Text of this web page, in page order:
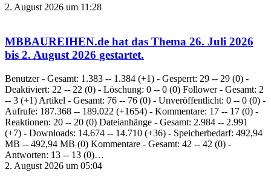
2. August 2026 um 11:28
MBBAUREIHEN.de hat das Thema 26. Juli 2026
bis 2. August 2026 gestartet.
Benutzer - Gesamt: 1.383 -- 1.384 (+1) - Gesperrt: 29 -- 29 (0) -
Deaktiviert: 22 -- 22 (0) - Löschung: 0 -- 0 (0) Follower - Gesamt: 2
-- 3 (+1) Artikel - Gesamt: 76 -- 76 (0) - Unveröffentlicht: 0 -- 0 (0) -
Aufrufe: 187.368 -- 189.022 (+1654) - Kommentare: 17 -- 17 (0) -
Reaktionen: 20 -- 20 (0) Dateianhänge - Gesamt: 2.984 -- 2.991
(+7) - Downloads: 14.674 -- 14.710 (+36) - Speicherbedarf: 492,94
MB -- 492,94 MB (0) Kommentare - Gesamt: 42 -- 42 (0) -
Antworten: 13 -- 13 (0)…
2. August 2026 um 05:04